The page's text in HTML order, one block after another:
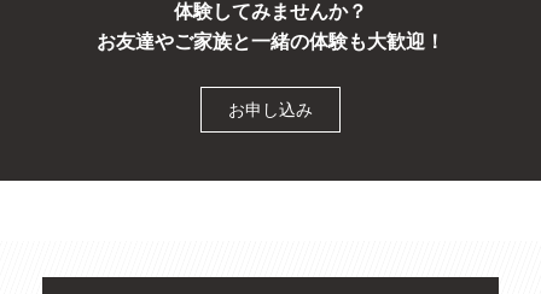
体験してみませんか？
お友達やご家族と一緒の体験も大歓迎！
お申し込み